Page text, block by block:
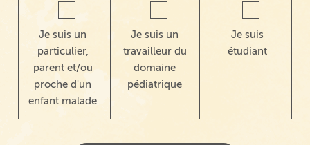
Je suis un
particulier,
parent et/ou
proche d'un
enfant malade
Je suis un
travailleur du
domaine
pédiatrique
Je suis
étudiant